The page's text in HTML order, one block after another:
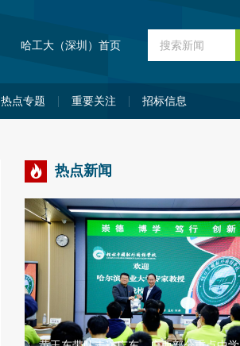
哈工大（深圳）首页
热点专题 重要关注 招标信息
热点新闻